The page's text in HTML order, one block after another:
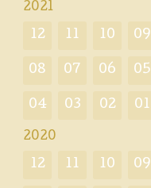
2021
12 11 10 09
08 07 06 05
04 03 02 01
2020
12 11 10 09